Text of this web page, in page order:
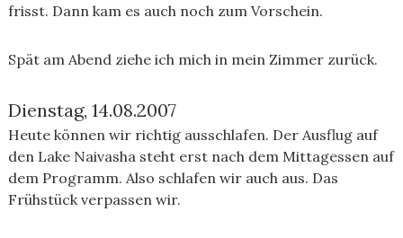
frisst. Dann kam es auch noch zum Vorschein.
Spät am Abend ziehe ich mich in mein Zimmer zurück.
Dienstag, 14.08.2007
Heute können wir richtig ausschlafen. Der Ausflug auf
den Lake Naivasha steht erst nach dem Mittagessen auf
dem Programm. Also schlafen wir auch aus. Das
Frühstück verpassen wir.